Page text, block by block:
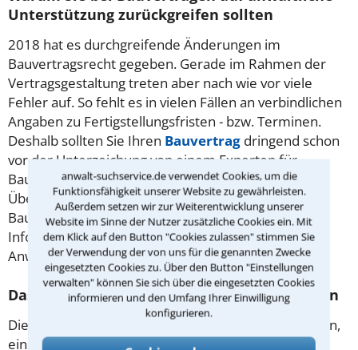
anwalt-suchservice.de verwendet Cookies, um die
Funktionsfähigkeit unserer Website zu gewährleisten.
Außerdem setzen wir zur Weiterentwicklung unserer
Website im Sinne der Nutzer zusätzliche Cookies ein. Mit
dem Klick auf den Button "Cookies zulassen" stimmen Sie
der Verwendung der von uns für die genannten Zwecke
eingesetzten Cookies zu. Über den Button "Einstellungen
verwalten" können Sie sich über die eingesetzten Cookies
informieren und den Umfang Ihrer Einwilligung
konfigurieren.
Unterstützung zurückgreifen sollten
2018 hat es durchgreifende Änderungen im
Bauvertragsrecht gegeben. Gerade im Rahmen der
Vertragsgestaltung treten aber nach wie vor viele
Fehler auf. So fehlt es in vielen Fällen an verbindlichen
Angaben zu Fertigstellungsfristen - bzw. Terminen.
Deshalb sollten Sie Ihren Bauvertrag dringend schon
vor der Unterzeichung von einem Experten für
Baurecht überprüfen lassen! Tipp: Für derartige
Überprüfungen bieten einige Rechtsanwälte für
Baurecht in Königswinter einen Festpreis an,
Informationen hierzu finden sie auf den
Anwaltsprofilen.
Das sollten Sie zum privaten Baurecht wissen
Die rechtlichen Beziehungen aller am Bau Beteiligten,
einschließlich Architekten und Nachbarn, sind im